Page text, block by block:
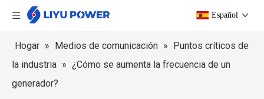
Español
Hogar » Medios de comunicación » Puntos críticos de
la industria » ¿Cómo se aumenta la frecuencia de un
generador?